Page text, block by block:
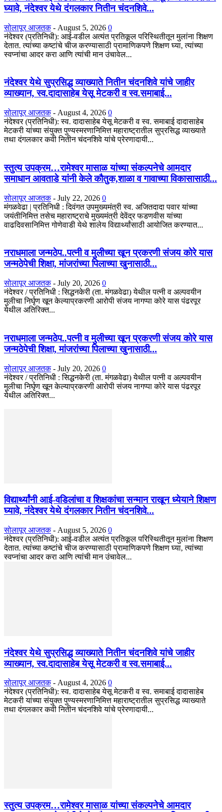
घ्यावे, नंदेश्वर येथे दंगलकार नितीन चंदनशिवे...
सोलापूर आजतक - August 5, 2026 0
नंदेश्वर (प्रतिनिधी): आई-वडील अत्यंत प्रतिकूल परिस्थितीतून मुलांना शिक्षण
देतात. त्यांच्या कष्टांचे चीज करण्यासाठी प्रामाणिकपणे शिक्षण घ्या, त्यांच्या
स्वप्नांचा आदर करा आणि त्यांची मान उंचावेल...
नंदेश्वर येथे सुप्रसिद्ध व्याख्याते नितीन चंदनशिवे यांचे जाहीर
व्याख्यान, स्व.दादासाहेब येसू मेटकरी व स्व.समाबाई...
सोलापूर आजतक - August 4, 2026 0
नंदेश्वर (प्रतिनिधी): स्व. दादासाहेब येसू मेटकरी व स्व. समाबाई दादासाहेब
मेटकरी यांच्या संयुक्त पुण्यस्मरणानिमित्त महाराष्ट्रातील सुप्रसिद्ध व्याख्याते
तथा दंगलकार कवी नितीन चंदनशिवे यांचे प्रेरणादायी...
स्तुत्य उपक्रम…रामेश्वर मासाळ यांच्या संकल्पनेचे आमदार
समाधान आवताडे यांनी केले कौतुक,शाळा व गावाच्या विकासासाठी...
सोलापूर आजतक - July 22, 2026 0
मंगळवेढा | प्रतिनिधी : दिवंगत उपमुख्यमंत्री स्व. अजितदादा पवार यांच्या
जयंतीनिमित्त तसेच महाराष्ट्राचे मुख्यमंत्री देवेंद्र फडणवीस यांच्या
वाढदिवसानिमित्त गोणेवाडी येथे शालेय विद्यार्थ्यांसाठी आयोजित करण्यात...
नराधमाला जन्मठेप..पत्नी व मुलीच्या खून प्रकरणी संजय कोरे यास
जन्मठेपेची शिक्षा, मांजरांच्या पिलाच्या खुनासाठी...
सोलापूर आजतक - July 20, 2026 0
नंदेश्वर / प्रतिनिधी : सिद्धनकेरी (ता. मंगळवेढा) येथील पत्नी व अल्पवयीन
मुलीचा निर्घृण खून केल्याप्रकरणी आरोपी संजय नागप्पा कोरे यास पंढरपूर
येथील अतिरिक्त...
नराधमाला जन्मठेप..पत्नी व मुलीच्या खून प्रकरणी संजय कोरे यास
जन्मठेपेची शिक्षा, मांजरांच्या पिलाच्या खुनासाठी...
सोलापूर आजतक - July 20, 2026 0
नंदेश्वर / प्रतिनिधी : सिद्धनकेरी (ता. मंगळवेढा) येथील पत्नी व अल्पवयीन
मुलीचा निर्घृण खून केल्याप्रकरणी आरोपी संजय नागप्पा कोरे यास पंढरपूर
येथील अतिरिक्त...
विद्यार्थ्यांनी आई-वडिलांचा व शिक्षकांचा सन्मान राखून ध्येयाने शिक्षण
घ्यावे, नंदेश्वर येथे दंगलकार नितीन चंदनशिवे...
सोलापूर आजतक - August 5, 2026 0
नंदेश्वर (प्रतिनिधी): आई-वडील अत्यंत प्रतिकूल परिस्थितीतून मुलांना शिक्षण
देतात. त्यांच्या कष्टांचे चीज करण्यासाठी प्रामाणिकपणे शिक्षण घ्या, त्यांच्या
स्वप्नांचा आदर करा आणि त्यांची मान उंचावेल...
नंदेश्वर येथे सुप्रसिद्ध व्याख्याते नितीन चंदनशिवे यांचे जाहीर
व्याख्यान, स्व.दादासाहेब येसू मेटकरी व स्व.समाबाई...
सोलापूर आजतक - August 4, 2026 0
नंदेश्वर (प्रतिनिधी): स्व. दादासाहेब येसू मेटकरी व स्व. समाबाई दादासाहेब
मेटकरी यांच्या संयुक्त पुण्यस्मरणानिमित्त महाराष्ट्रातील सुप्रसिद्ध व्याख्याते
तथा दंगलकार कवी नितीन चंदनशिवे यांचे प्रेरणादायी...
स्तुत्य उपक्रम…रामेश्वर मासाळ यांच्या संकल्पनेचे आमदार